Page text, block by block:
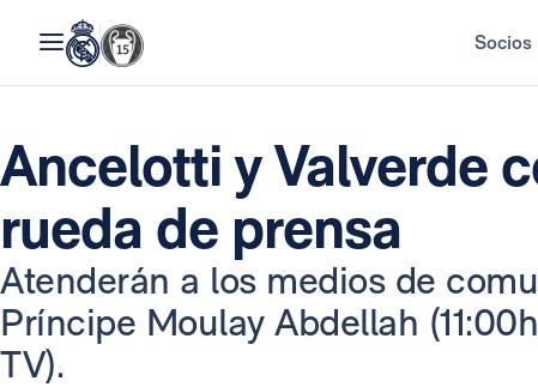
Socios
Ancelotti y Valverde
rueda de prensa
Atenderán a los medios de
Príncipe Moulay Abdellah
TV).